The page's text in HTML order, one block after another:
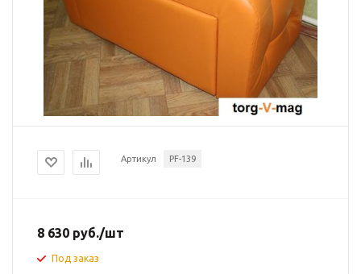
Артикул PF-139
8 630 руб./шт
Под заказ